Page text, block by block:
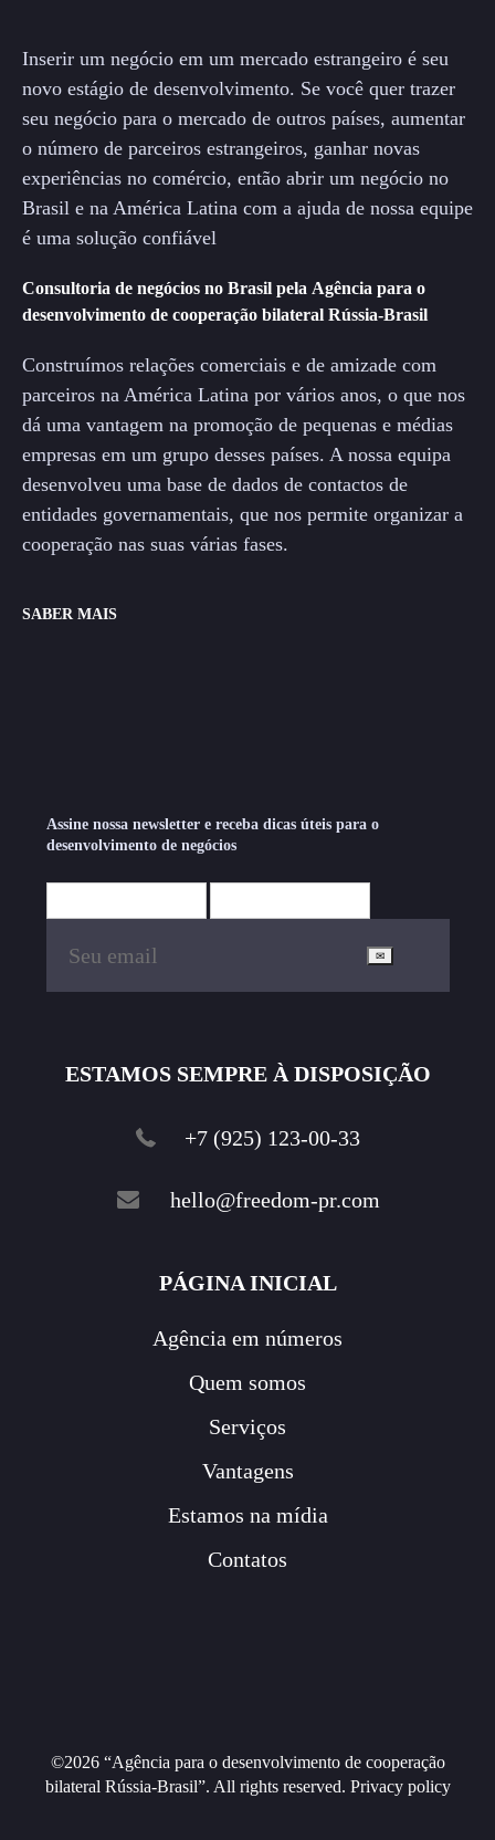
Inserir um negócio em um mercado estrangeiro é seu
novo estágio de desenvolvimento. Se você quer trazer
seu negócio para o mercado de outros países, aumentar
o número de parceiros estrangeiros, ganhar novas
experiências no comércio, então abrir um negócio no
Brasil e na América Latina com a ajuda de nossa equipe
é uma solução confiável
Consultoria de negócios no Brasil pela Agência para o
desenvolvimento de cooperação bilateral Rússia-Brasil
Construímos relações comerciais e de amizade com
parceiros na América Latina por vários anos, o que nos
dá uma vantagem na promoção de pequenas e médias
empresas em um grupo desses países. A nossa equipa
desenvolveu uma base de dados de contactos de
entidades governamentais, que nos permite organizar a
cooperação nas suas várias fases.
SABER MAIS
Assine nossa newsletter e receba dicas úteis para o
desenvolvimento de negócios
ESTAMOS SEMPRE À DISPOSIÇÃO
+7 (925) 123-00-33
hello@freedom-pr.com
PÁGINA INICIAL
Agência em números
Quem somos
Serviços
Vantagens
Estamos na mídia
Contatos
©2026 “Agência para o desenvolvimento de cooperação
bilateral Rússia-Brasil”. All rights reserved. Privacy policy